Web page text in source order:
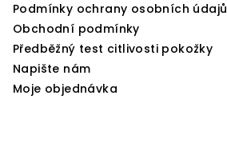
Podmínky ochrany osobních údajů
Obchodní podmínky
Předběžný test citlivosti pokožky
Napište nám
Moje objednávka